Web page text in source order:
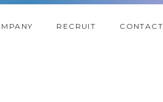
RECRUIT CONTACT